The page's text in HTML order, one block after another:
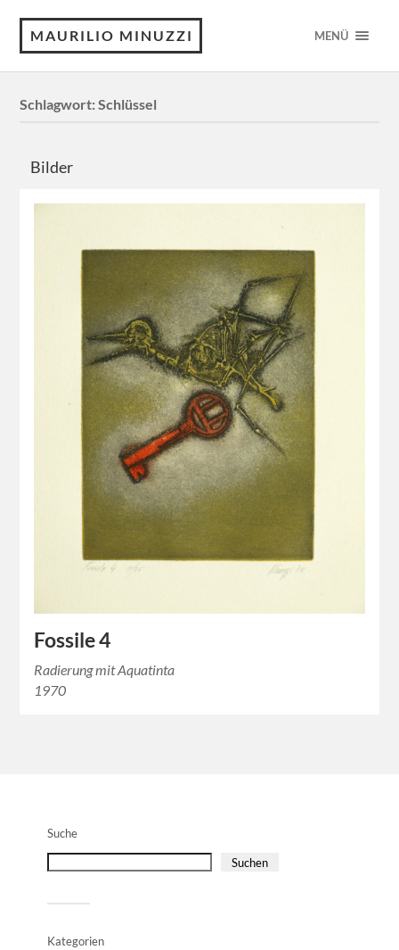
MAURILIO MINUZZI MENÜ
Schlagwort:Schlüssel
Bilder
Fossile 4
Radierung mit Aquatinta
1970
Suche
Suchen
Kategorien